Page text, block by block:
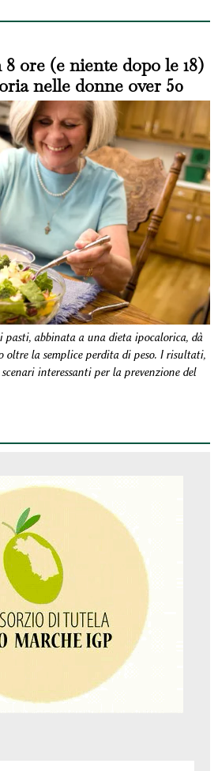
ore (e niente dopo le 18)
nelle donne over 50
pasti, abbinata a una dieta ipocalorica, dà
oltre la semplice perdita di peso. I risultati,
interessanti per la prevenzione del